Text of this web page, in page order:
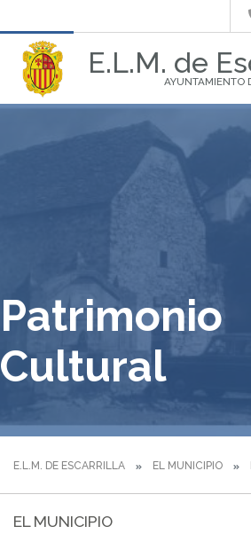
E.L.M. de
AYUNTAMIENTO
Patrimonio
Cultural
E.L.M. DE ESCARRILLA EL MUNICIPIO
EL MUNICIPIO